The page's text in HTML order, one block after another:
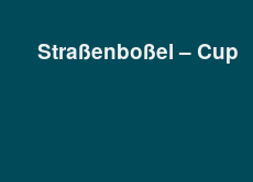
Straßenboßel – Cup